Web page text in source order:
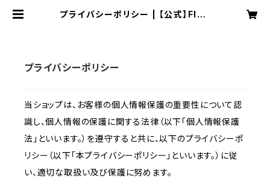
プライバシーポリシー | 【公式】FIRE
プライバシーポリシー
当ショップは、お客様の個人情報保護の重要性について認
識し、個人情報の保護に関する法律（以下「個人情報保護
法」といいます。）を遵守すると共に、以下のプライバシーポ
リシー（以下「本プライバシーポリシー」といいます。）に従
い、適切な取扱い及び保護に努めます。